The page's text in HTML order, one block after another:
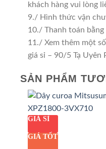
khách hàng vui lòng
9./ Hình thức vận
10./ Thanh toán
11./ Xem thêm một
giá sỉ – 90/5 Tạ Uyên
SẢN PHẨM
GIÁ SỈ
GIÁ TỐT